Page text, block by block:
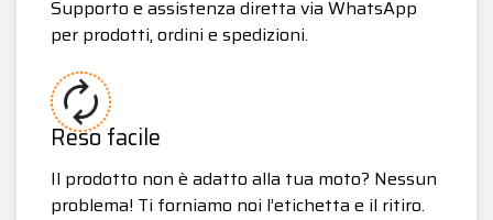
Supporto e assistenza diretta via WhatsApp
per prodotti, ordini e spedizioni.
Reso facile
Il prodotto non è adatto alla tua moto? Nessun
problema! Ti forniamo noi l’etichetta e il ritiro.